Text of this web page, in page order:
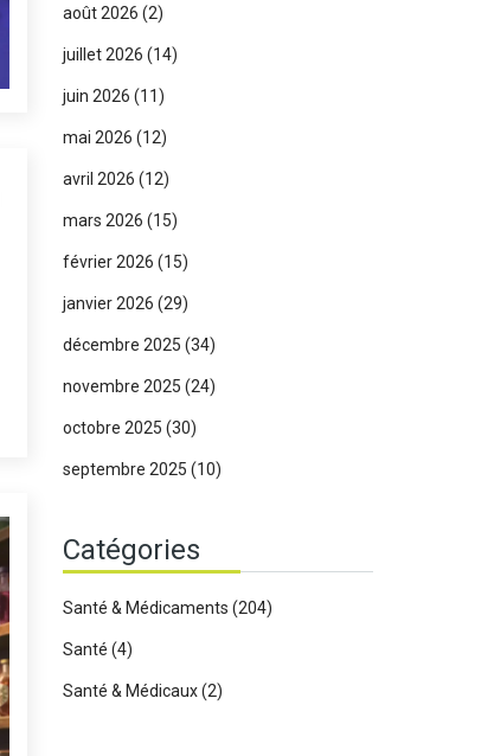
août 2026 (2)
juillet 2026 (14)
juin 2026 (11)
mai 2026 (12)
avril 2026 (12)
mars 2026 (15)
février 2026 (15)
janvier 2026 (29)
décembre 2025 (34)
novembre 2025 (24)
octobre 2025 (30)
septembre 2025 (10)
Catégories
Santé & Médicaments (204)
Santé (4)
Santé & Médicaux(2)